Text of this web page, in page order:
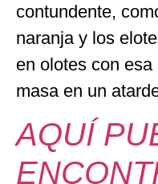
contundente,
naranja y los
en olotes con
masa en un
AQUÍ